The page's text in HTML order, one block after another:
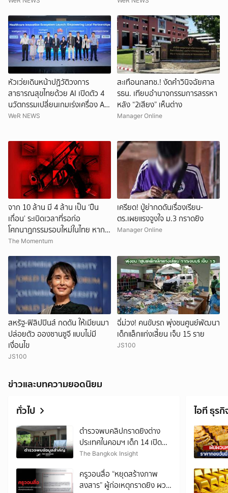
หัวเว่ยเดินหน้าปฏิวัติวงการ
สาธารณสุขไทยด้วย AI เปิดตัว 4
นวัตกรรมเปลี่ยนเกมเร่งเครื่อง AI
เพื่อการแพทย์ในประเทศไทย
WeR NEWS
สะเทือนกสทช.! งัดคำวินิจฉัยศาล
รธน. เทียบอำนาจกรรมการสรรหา
หลัง “2เสียง” เห็นต่าง
Manager Online
จาก 10 ล้าน มี 4 ล้าน เป็น ‘ปืน
เถื่อน’ ระเบิดเวลาที่รอก่อ
โศกนาฏกรรมรอบใหม่ในไทย หาก
การถอดบทเรียนของรัฐเป็นเพียง
The Momentum
เครียด! ปู่ย่ากดดันเรื่องเรียน-
ตร.เผยแรงจูงใจ ม.3 กราดยิง
Manager Online
สหรัฐ-ฟิลิปปินส์ กดดัน ให้เมียนมา
ปล่อยตัว อองซานซูจี แบบไม่มี
เงื่อนไข
JS100
ฉี่ม่วง! คนขับรถ พุ่งชนศูนย์พัฒนา
เด็กแล็กแก่งเสี้ยน เจ็บ 15 ราย
JS100
ข่าวและบทความยอดนิยม
ทั่วไป
ตำรวจพบคลิปกราดยิงต่าง
ประเทศในคอมฯ เด็ก 14 เปิดดู
ค้างไว้ตั้งแต่วันที่ 30 ก.ค.
The Bangkok Insight
ครูวอนสื่อ “หยุดสร้างภาพ
สงสาร” ผู้ก่อเหตุกราดยิง ผวา
ไอที ธุรกิ